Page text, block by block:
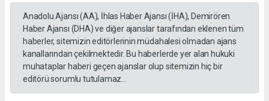
Anadolu Ajansı (AA), İhlas Haber Ajansı (İHA), Demirören
Haber Ajansı (DHA) ve diğer ajanslar tarafından eklenen tüm
haberler, sitemizin editörlerinin müdahalesi olmadan ajans
kanallarından çekilmektedir. Bu haberlerde yer alan hukuki
muhataplar haberi geçen ajanslar olup sitemizin hiç bir
editörü sorumlu tutulamaz...